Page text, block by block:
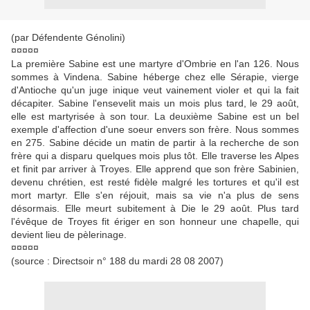
(par Défendente Génolini)
¤¤¤¤¤
La première Sabine est une martyre d'Ombrie en l'an 126. Nous
sommes à Vindena. Sabine héberge chez elle Sérapie, vierge
d'Antioche qu'un juge inique veut vainement violer et qui la fait
décapiter. Sabine l'ensevelit mais un mois plus tard, le 29 août,
elle est martyrisée à son tour. La deuxième Sabine est un bel
exemple d'affection d'une soeur envers son frère. Nous sommes
en 275. Sabine décide un matin de partir à la recherche de son
frère qui a disparu quelques mois plus tôt. Elle traverse les Alpes
et finit par arriver à Troyes. Elle apprend que son frère Sabinien,
devenu chrétien, est resté fidèle malgré les tortures et qu'il est
mort martyr. Elle s'en réjouit, mais sa vie n'a plus de sens
désormais. Elle meurt subitement à Die le 29 août. Plus tard
l'évêque de Troyes fit ériger en son honneur une chapelle, qui
devient lieu de pèlerinage.
¤¤¤¤¤
(source : Directsoir n° 188 du mardi 28 08 2007)